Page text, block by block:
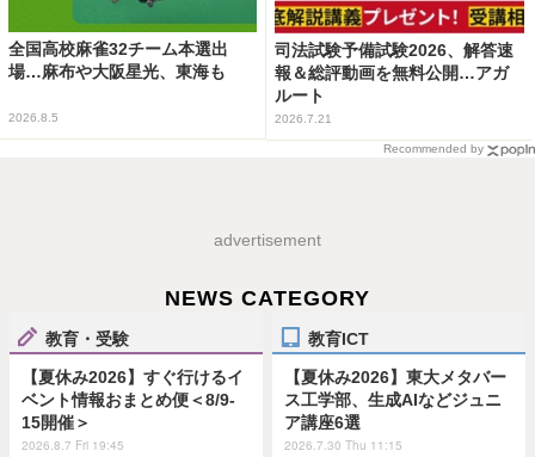
全国高校麻雀32チーム本選出
場…麻布や大阪星光、東海も
2026.8.5
司法試験予備試験2026、解答速
報＆総評動画を無料公開…アガ
ルート
2026.7.21
Recommended by
advertisement
NEWS CATEGORY
教育・受験
【夏休み2026】すぐ行けるイ
ベント情報おまとめ便＜8/9-
15開催＞
2026.8.7 Fri 19:45
教育ICT
【夏休み2026】東大メタバー
ス工学部、生成AIなどジュニ
ア講座6選
2026.7.30 Thu 11:15